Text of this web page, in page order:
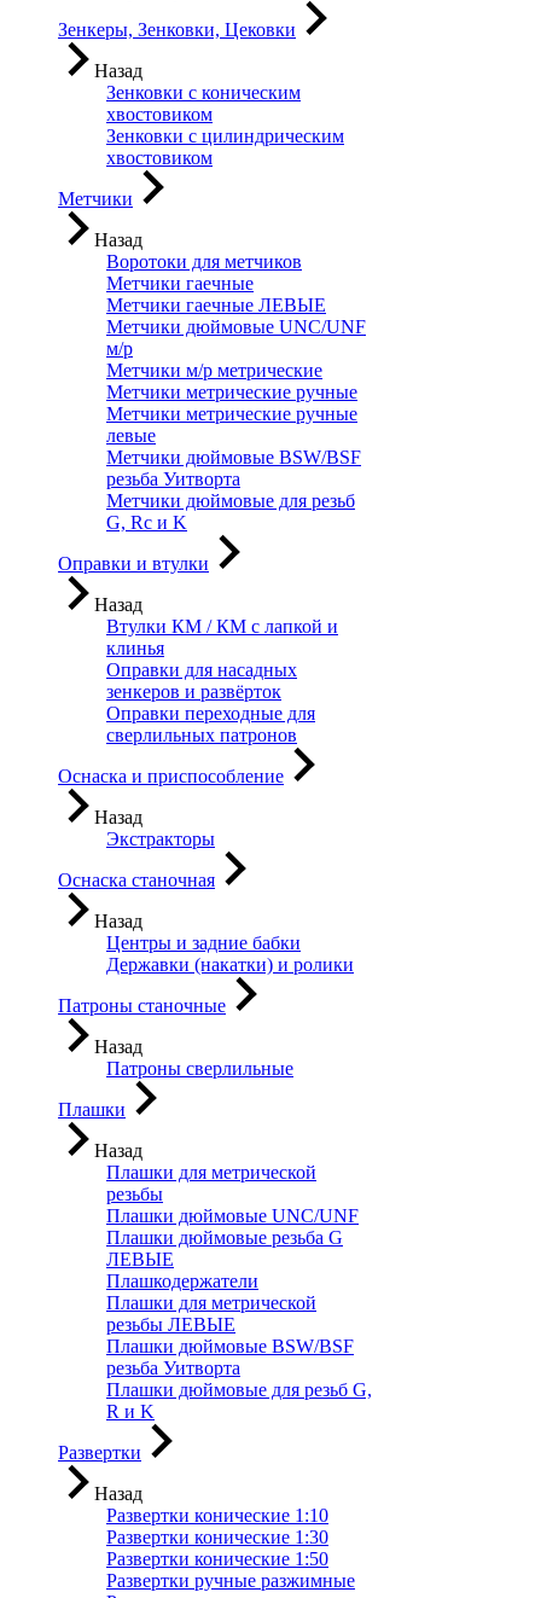
Зенкеры, Зенковки, Цековки
Назад
Зенковки с коническим
хвостовиком
Зенковки с цилиндрическим
хвостовиком
Метчики
Назад
Воротоки для метчиков
Метчики гаечные
Метчики гаечные ЛЕВЫЕ
Метчики дюймовые UNC/UNF
м/р
Метчики м/р метрические
Метчики метрические ручные
Метчики метрические ручные
левые
Метчики дюймовые BSW/BSF
резьба Уитворта
Метчики дюймовые для резьб
G, Rc и K
Оправки и втулки
Назад
Втулки КМ / КМ с лапкой и
клинья
Оправки для насадных
зенкеров и развёрток
Оправки переходные для
сверлильных патронов
Оснаска и приспособление
Назад
Экстракторы
Оснаска станочная
Назад
Центры и задние бабки
Державки (накатки) и ролики
Патроны станочные
Назад
Патроны сверлильные
Плашки
Назад
Плашки для метрической
резьбы
Плашки дюймовые UNC/UNF
Плашки дюймовые резьба G
ЛЕВЫЕ
Плашкодержатели
Плашки для метрической
резьбы ЛЕВЫЕ
Плашки дюймовые BSW/BSF
резьба Уитворта
Плашки дюймовые для резьб G,
R и K
Развертки
Назад
Развертки конические 1:10
Развертки конические 1:30
Развертки конические 1:50
Развертки ручные разжимные